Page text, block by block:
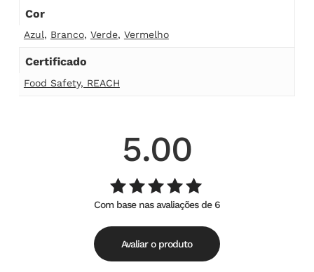
Cor
Azul, Branco, Verde, Vermelho
Certificado
Food Safety, REACH
5.00
Avaliação
5.00de
5
Com base nas avaliações de 6
Avaliar o produto